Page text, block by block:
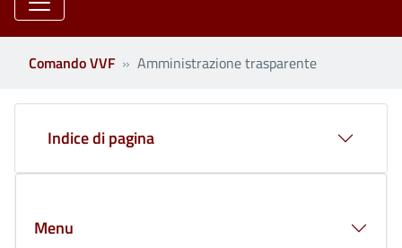
Comando VVF Amministrazione trasparente
Indice di pagina
Menu